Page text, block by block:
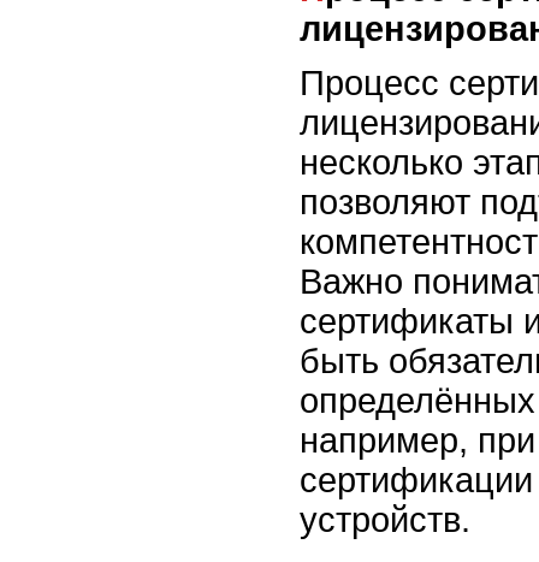
Процесс
несколько
позволяют
Важно
сертификаты
быть
например,
устройств.